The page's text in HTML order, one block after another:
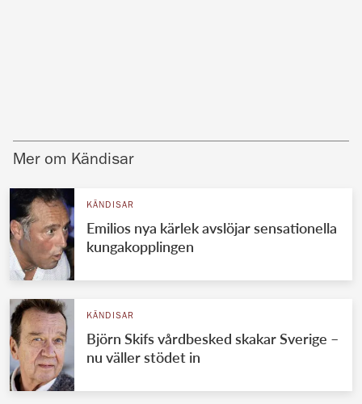
Mer om Kändisar
KÄNDISAR
Emilios nya kärlek avslöjar sensationella
kungakopplingen
KÄNDISAR
Björn Skifs vårdbesked skakar Sverige –
nu väller stödet in